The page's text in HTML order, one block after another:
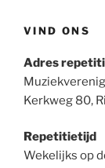
VIND ONS
Adres
Kerkweg 80,
Repetitietijd
Wekelijks op